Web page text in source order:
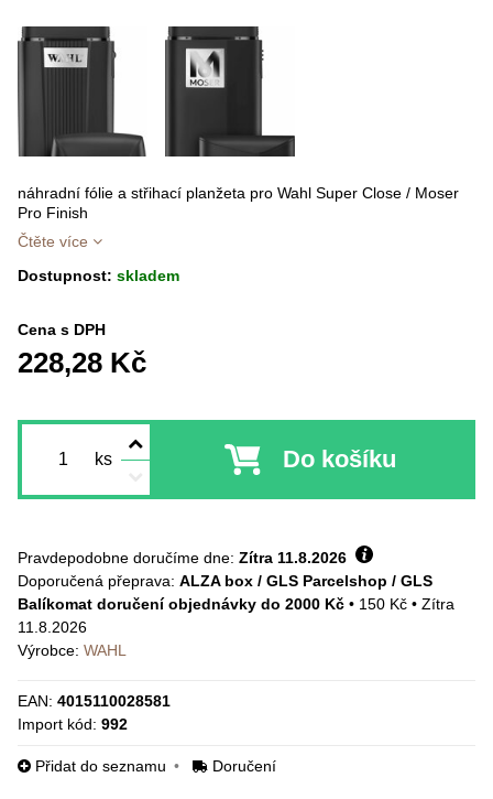
náhradní fólie a střihací planžeta pro Wahl Super Close / Moser
Pro Finish
Čtěte více
Dostupnost: skladem
Cena s DPH
228,28 Kč
ks Do košíku
Pravdepodobne doručíme dne: Zítra 11.8.2026
ALZA box / GLS Parcelshop / GLS
Balíkomat doručení objednávky do 2000 Kč • 150 Kč • Zítra
11.8.2026
Výrobce: WAHL
EAN: 4015110028581
Import kód: 992
Přidat do seznamu Doručení